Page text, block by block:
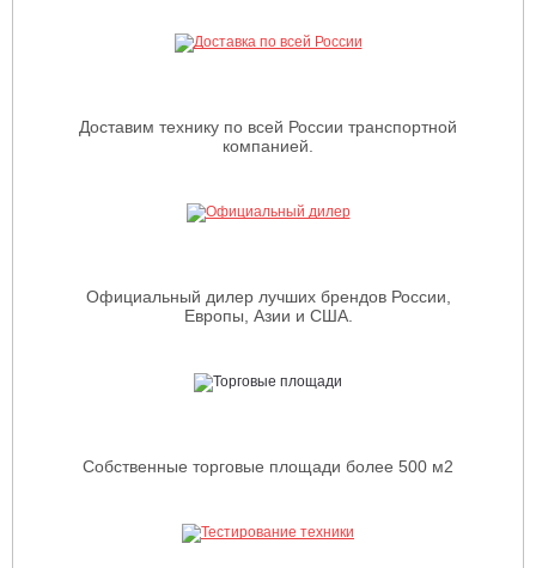
Доставим технику по всей России транспортной
компанией.
Официальный дилер лучших брендов России,
Европы, Азии и США.
Собственные торговые площади более 500 м2